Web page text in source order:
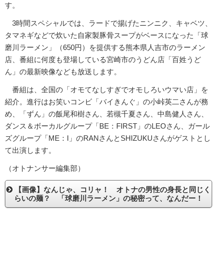
す。
3時間スペシャルでは、ラードで揚げたニンニク、キャベツ、
タマネギなどで炊いた自家製豚骨スープがベースになった「球
磨川ラーメン」（650円）を提供する熊本県人吉市のラーメン
店、番組に何度も登場している宮崎市のうどん店「百姓うど
ん」の最新映像なども放送します。
番組は、全国の「オモてなしすぎでオモしろいウマい店」を
紹介。進行はお笑いコンビ「バイきんぐ」の小峠英二さんが務
め、「ずん」の飯尾和樹さん、若槻千夏さん、中島健人さん、
ダンス＆ボーカルグループ「BE：FIRST」のLEOさん、ガール
ズグループ「ME：I」のRANさんとSHIZUKUさんがゲストとし
て出演します。
（オトナンサー編集部）
【画像】なんじゃ、コリャ！ オトナの男性の身長と同じく
らいの麺？ 「球磨川ラーメン」の秘密って、なんだー！